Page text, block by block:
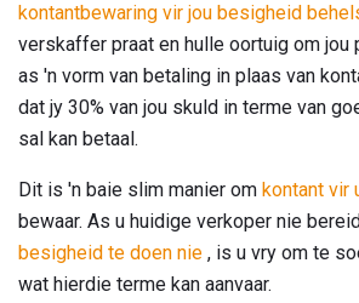
kontantbewaring vir jou besigheid
verskaffer praat en hulle oortuig om jou
as 'n vorm van betaling in plaas van
dat jy 30% van jou skuld in terme van
sal kan betaal.
Dit is 'n baie slim manier om kontant vir
bewaar. As u huidige verkoper nie
besigheid te doen nie , is u vry om te
wat hierdie terme kan aanvaar.